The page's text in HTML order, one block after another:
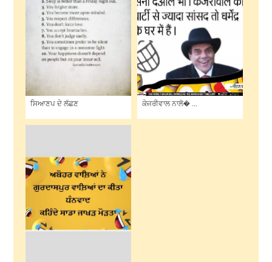
ਸਿਆਣਪ ਦੇ ਲੱਛਣ ਕੇਜਰੀਵਾਲ ਨਾਲੋ� ...